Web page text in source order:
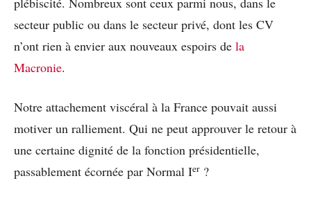
secteur public ou dans le secteur privé, dont les CV
n’ont rien à envier aux nouveaux espoirs de la
Macronie.
Notre attachement viscéral à la France pouvait aussi
motiver un ralliement. Qui ne peut approuver le retour à
une certaine dignité de la fonction présidentielle,
passablement écornée par Normal Ier ?